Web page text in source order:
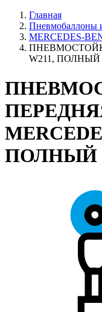
Главная
Пневмобаллоны
MERCEDES-
W211 ,
ПОЛНЫЙ